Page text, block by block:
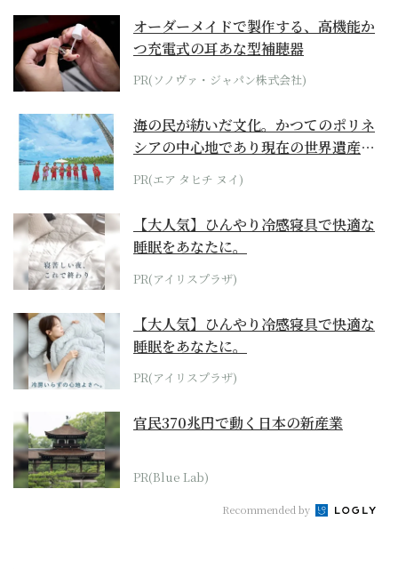
オーダーメイドで製作する、高機能か
つ充電式の耳あな型補聴器
PR(ソノヴァ・ジャパン株式会社)
海の民が紡いだ文化。かつてのポリネ
シアの中心地であり現在の世界遺産か
らみえてくる...
PR(エア タヒチ ヌイ)
【大人気】ひんやり冷感寝具で快適な
睡眠をあなたに。
PR(アイリスプラザ)
【大人気】ひんやり冷感寝具で快適な
睡眠をあなたに。
PR(アイリスプラザ)
官民370兆円で動く日本の新産業
PR(Blue Lab)
Recommended by